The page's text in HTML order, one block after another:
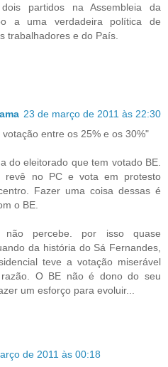
partidos na Assembleia da
a uma verdadeira política de
trabalhadores e do País.
23 de março de 2011 às 22:30
entre os 25% e os 30%"
do eleitorado que tem votado BE.
revê no PC e vota em protesto
Fazer uma coisa dessas é
o BE.
percebe. por isso quase
da história do Sá Fernandes,
teve a votação miserável
O BE não é dono do seu
um esforço para evoluir...
de 2011 às 00:18